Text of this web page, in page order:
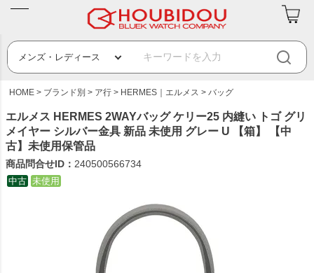
HOME ブランド別 ア行 HERMES｜エルメス バッグ
エルメス HERMES 2WAYバッグ ケリー25 内縫い トゴ グリ
メイヤー シルバー金具 新品 未使用 グレー U 【箱】 【中
古】未使用保管品
商品問合せID： 240500566734
中古 未使用